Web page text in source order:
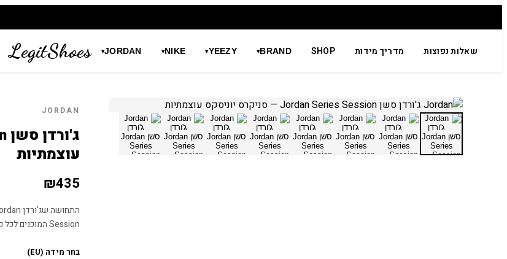
JORDAN
▾ NIKE
▾ YEEZY
▾ BRAND
▾ SHOP מדריך מידות שאלות נפוצות LegitShoes
JORDAN
עוצמתיות
₪435
Session המוכנים לכל קפיצה בעיר. להתחבר לעוצמה ולעיצוב יוקרתי עם ג'ורדן Jordan.
בחר מידה (EU)